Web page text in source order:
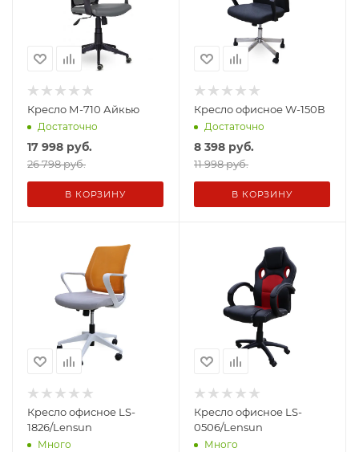
Кресло М-710 Айкью
Достаточно
17 998 руб.
26 798 руб.
В КОРЗИНУ
Кресло офисное W-150В
Достаточно
8 398 руб.
11 998 руб.
В КОРЗИНУ
Кресло офисное LS-
1826/Lensun
Много
Кресло офисное LS-
0506/Lensun
Много